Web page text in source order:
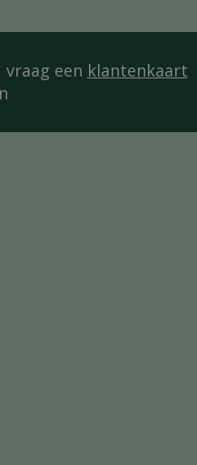
een klantenkaart